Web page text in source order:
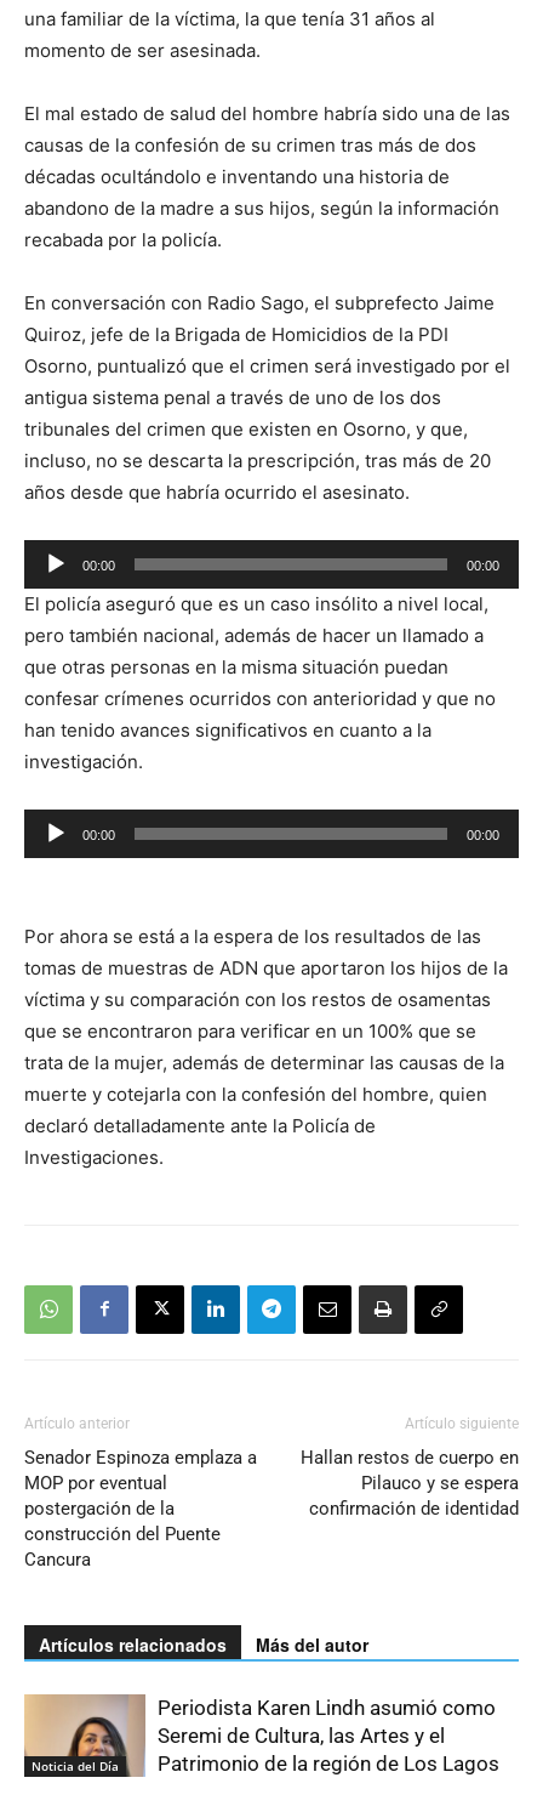
una familiar de la víctima, la que tenía 31 años al
momento de ser asesinada.
El mal estado de salud del hombre habría sido una de las
causas de la confesión de su crimen tras más de dos
décadas ocultándolo e inventando una historia de
abandono de la madre a sus hijos, según la información
recabada por la policía.
En conversación con Radio Sago, el subprefecto Jaime
Quiroz, jefe de la Brigada de Homicidios de la PDI
Osorno, puntualizó que el crimen será investigado por el
antigua sistema penal a través de uno de los dos
tribunales del crimen que existen en Osorno, y que,
incluso, no se descarta la prescripción, tras más de 20
años desde que habría ocurrido el asesinato.
Reproductor
de
audio
00:00 00:00
El policía aseguró que es un caso insólito a nivel local,
pero también nacional, además de hacer un llamado a
que otras personas en la misma situación puedan
confesar crímenes ocurridos con anterioridad y que no
han tenido avances significativos en cuanto a la
investigación.
Reproductor
de
00:00 00:00
Por ahora se está a la espera de los resultados de las
tomas de muestras de ADN que aportaron los hijos de la
víctima y su comparación con los restos de osamentas
que se encontraron para verificar en un 100% que se
trata de la mujer, además de determinar las causas de la
muerte y cotejarla con la confesión del hombre, quien
declaró detalladamente ante la Policía de
Investigaciones.
Artículo anterior
Senador Espinoza emplaza a
MOP por eventual
postergación de la
construcción del Puente
Cancura
Artículo siguiente
Hallan restos de cuerpo en
Pilauco y se espera
confirmación de identidad
Artículos relacionados Más del autor
Noticia del Día
Periodista Karen Lindh asumió como
Seremi de Cultura, las Artes y el
Patrimonio de la región de Los Lagos